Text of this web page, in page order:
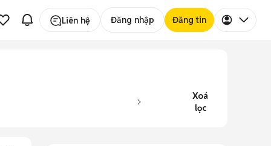
Liên hệ Đăng nhập Đăng tin
Xoá
lọc